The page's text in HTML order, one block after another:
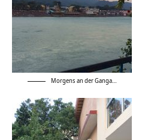
Morgens an der Ganga…